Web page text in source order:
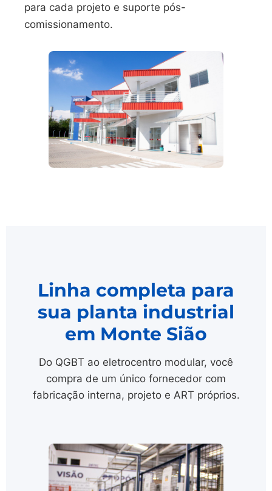
para cada projeto e suporte pós-
comissionamento.
Linha completa para
sua planta industrial
em Monte Sião
Do QGBT ao eletrocentro modular, você
compra de um único fornecedor com
fabricação interna, projeto e ART próprios.